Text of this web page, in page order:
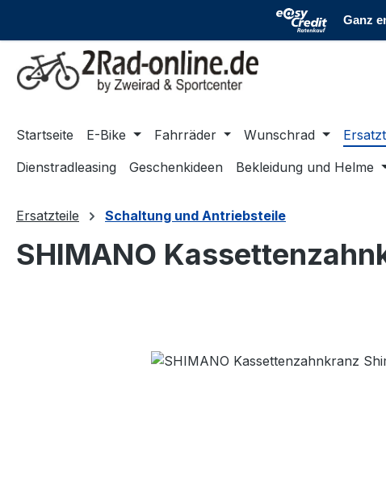
Hauptinhalt springen
Zur Suche springen
Zur Hauptnavigation springen
Startseite E-Bike Fahrräder Wunschrad
Dienstradleasing
Geschenkideen Bekleidung und Helme
Ersatzteile Schaltung und Antriebsteile
SHIMANO